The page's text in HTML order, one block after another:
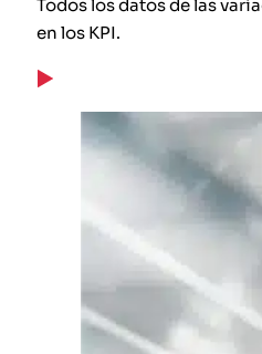
Todos los datos de las
en los KPI.